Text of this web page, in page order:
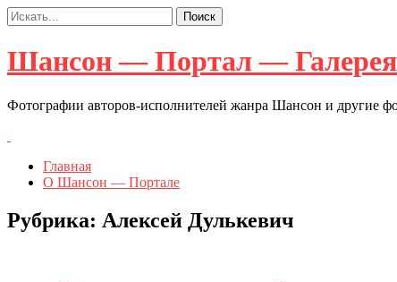
Шансон — Портал — Галерея
Фотографии авторов-исполнителей жанра Шансон и другие
Главная
О Шансон — Портале
Рубрика: Алексей Дулькевич